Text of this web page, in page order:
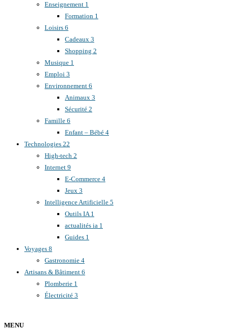
Enseignement 1
Formation 1
Loisirs 6
Cadeaux 3
Shopping 2
Musique 1
Emploi 3
Environnement 6
Animaux 3
Sécurité 2
Famille 6
Enfant – Bébé 4
Technologies 22
High-tech 2
Internet 9
E-Commerce 4
Jeux 3
Intelligence Artificielle 5
Outils IA1
actualités ia 1
Guides 1
Voyages 8
Gastronomie 4
Artisans & Bâtiment 6
Plomberie 1
Électricité 3
MENU